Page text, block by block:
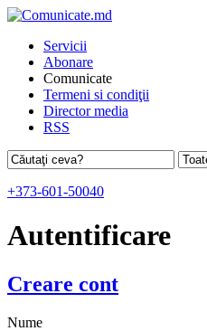
Servicii
Abonare
Comunicate
Termeni si condiţii
Director media
RSS
+373-601-50040
Autentificare
Creare cont
Nume